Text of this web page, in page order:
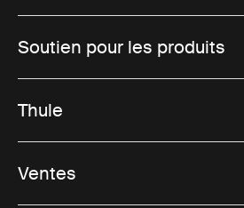
Soutien pour les produits
Thule
Ventes